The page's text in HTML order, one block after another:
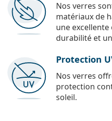
Nos verres
matériaux de
une
durabilité et
Protection
Nos verres
protection
soleil.